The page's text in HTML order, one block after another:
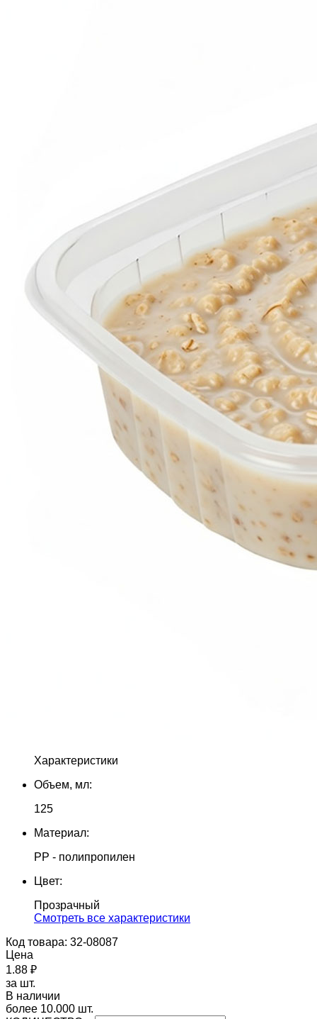
Характеристики
Объем, мл:
125
Материал:
PP - полипропилен
Цвет:
Прозрачный
Cмотреть все характеристики
Код товара: 32-08087
Цена
1.88 ₽
за шт.
В наличии
более 10.000 шт.